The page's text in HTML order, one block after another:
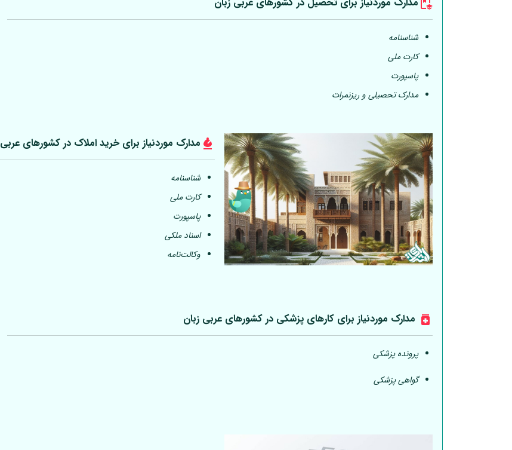
شناسنامه
کارت ملی
پاسپورت
مدارک تحصیلی و ریزنمرات
مدارک موردنیاز برای خرید املاک در کشورهای عربی
شناسنامه
کارت ملی
پاسپورت
اسناد ملکی
وکالت‌نامه
مدارک موردنیاز برای کارهای پزشکی در کشورهای عربی زبان
پرونده پزشکی
گواهی پزشکی